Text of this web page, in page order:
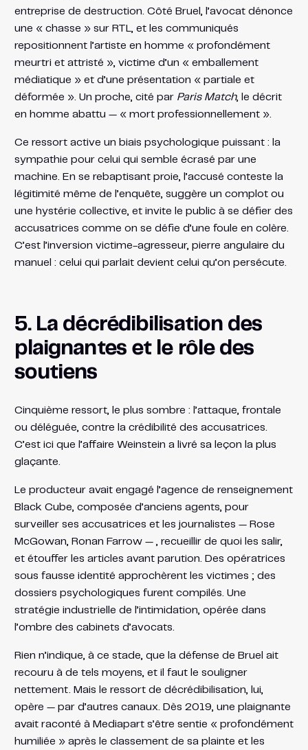
entreprise de destruction. Côté Bruel, l’avocat dénonce
une « chasse » sur RTL, et les communiqués
repositionnent l’artiste en homme « profondément
meurtri et attristé », victime d’un « emballement
médiatique » et d’une présentation « partiale et
déformée ». Un proche, cité par Paris Match, le décrit
en homme abattu — « mort professionnellement ».
Ce ressort active un biais psychologique puissant : la
sympathie pour celui qui semble écrasé par une
machine. En se rebaptisant proie, l’accusé conteste la
légitimité même de l’enquête, suggère un complot ou
une hystérie collective, et invite le public à se défier des
accusatrices comme on se défie d’une foule en colère.
C’est l’inversion victime-agresseur, pierre angulaire du
manuel : celui qui parlait devient celui qu’on persécute.
5. La décrédibilisation des
plaignantes et le rôle des
soutiens
Cinquième ressort, le plus sombre : l’attaque, frontale
ou déléguée, contre la crédibilité des accusatrices.
C’est ici que l’affaire Weinstein a livré sa leçon la plus
glaçante.
Le producteur avait engagé l’agence de renseignement
Black Cube, composée d’anciens agents, pour
surveiller ses accusatrices et les journalistes — Rose
McGowan, Ronan Farrow — , recueillir de quoi les salir,
et étouffer les articles avant parution. Des opératrices
sous fausse identité approchèrent les victimes ; des
dossiers psychologiques furent compilés. Une
stratégie industrielle de l’intimidation, opérée dans
l’ombre des cabinets d’avocats.
Rien n’indique, à ce stade, que la défense de Bruel ait
recouru à de tels moyens, et il faut le souligner
nettement. Mais le ressort de décrédibilisation, lui,
opère — par d’autres canaux. Dès 2019, une plaignante
avait raconté à Mediapart s’être sentie « profondément
humiliée » après le classement de sa plainte et les